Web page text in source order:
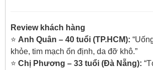
Review khách hàng
⭐ Anh Quân – 40 tuổi (TP.HCM):
khỏe, tim mạch ổn định, da đỡ khô.”
⭐ Chị Phương – 33 tuổi (Đà Nẵng):